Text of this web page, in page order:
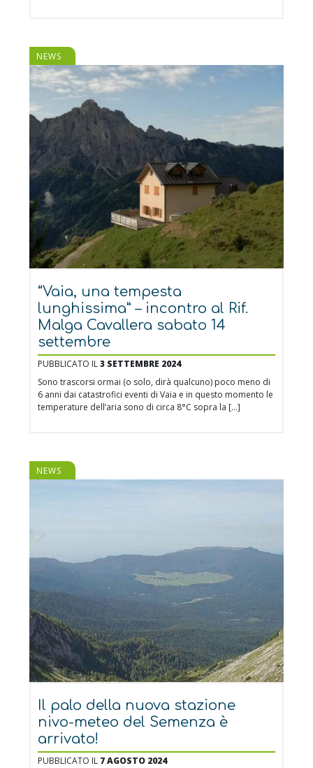
NEWS
“Vaia, una tempesta
lunghissima” – incontro al Rif.
Malga Cavallera sabato 14
settembre
PUBBLICATO IL3 SETTEMBRE 2024
Sono trascorsi ormai (o solo, dirà qualcuno) poco meno di
6 anni dai catastrofici eventi di Vaia e in questo momento le
temperature dell’aria sono di circa 8°C sopra la […]
NEWS
Il palo della nuova stazione
nivo-meteo del Semenza è
arrivato!
PUBBLICATO IL 7 AGOSTO 2024